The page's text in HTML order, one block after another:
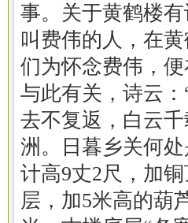
事。关于黄鹤楼
叫费伟的人，在
们为怀念费伟，
与此有关，诗云
去不复返，白云
洲。日暮乡关何
计高9丈2尺，加
层，加5米高的葫